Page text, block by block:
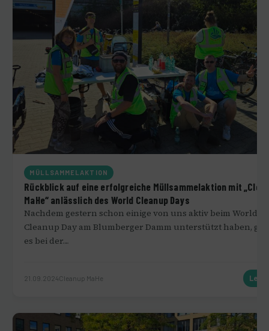
MÜLLSAMMELAKTION
Rückblick auf eine erfolgreiche Müllsammelaktion mit
MaHe“ anlässlich des World Cleanup Days
Nachdem gestern schon einige von uns aktiv beim World
Cleanup Day am Blumberger Damm unterstützt haben,
es bei der…
21.09.2024Cleanup MaHe